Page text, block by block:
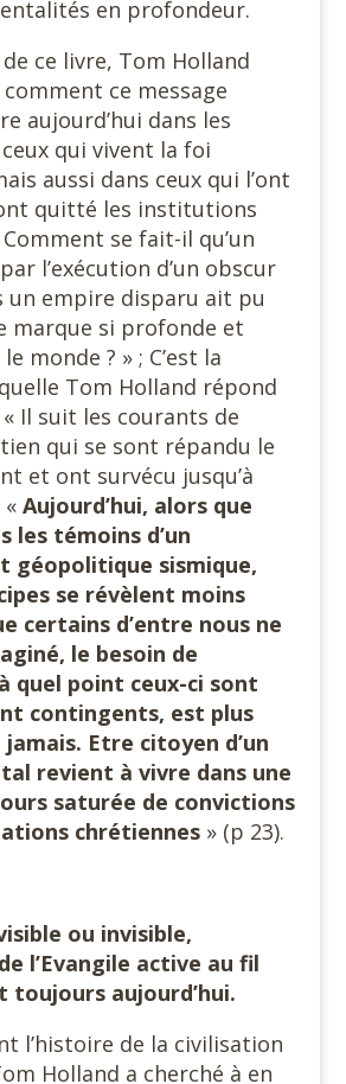
en profondeur.
ce livre, Tom Holland
ce message
aujourd’hui dans les
qui vivent la foi
aussi dans ceux qui l’ont
quitté les institutions
se fait-il qu’un
l’exécution d’un obscur
un empire disparu ait pu
marque si profonde et
monde ? » ; C’est la
Tom Holland répond
Il suit les courants de
qui se sont répandu le
et ont survécu jusqu’à
« Aujourd’hui, alors que
les témoins d’un
géopolitique sismique,
se révèlent moins
certains d’entre nous ne
le besoin de
quel point ceux-ci sont
contingents, est plus
Etre citoyen d’un
revient à vivre dans une
saturée de convictions
chrétiennes» (p 23).
ou invisible,
l’Evangile active au fil
toujours aujourd’hui.
l’histoire de la civilisation
Holland a cherché à en